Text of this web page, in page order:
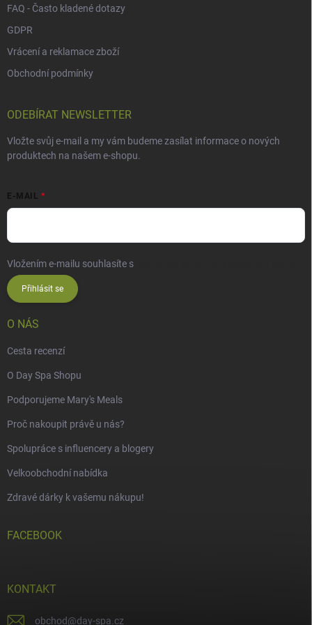
FAQ - Často kladené dotazy
GDPR
Vrácení a reklamace zboží
Obchodní podmínky
ODEBÍRAT NEWSLETTER
Vložte svůj e-mail a my vám budeme zasílat informace o nových
produktech na našem e-shopu.
E-MAIL
Vložením e-mailu souhlasíte s
Přihlásit se
O NÁS
Cesta recenzí
O Day Spa Shopu
Podporujeme Mary's Meals
Proč nakoupit právě u nás?
Spolupráce s influencery a blogery
Velkoobchodní nabídka
Zdravé dárky k vašemu nákupu!
FACEBOOK
KONTAKT
obchod@day-spa.cz